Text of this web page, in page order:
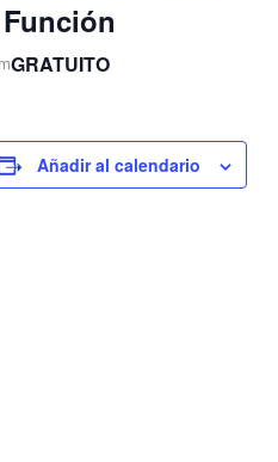
GRATUITO
Añadir al calendario